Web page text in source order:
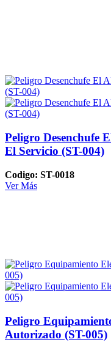
Peligro Desenchufe
El Servicio (ST-004)
Codigo: ST-0018
Ver Más
Peligro
Autorizado (ST-005)